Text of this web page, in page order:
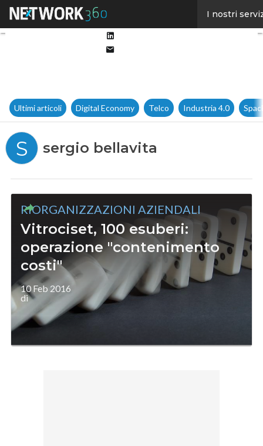
I nostri
Ultimi articoli Digital Economy Telco Industria 4.0
S sergio bellavita
RIORGANIZZAZIONI AZIENDALI
Vitrociset, 100 esuberi:
operazione "contenimento
costi"
10 Feb 2016
di